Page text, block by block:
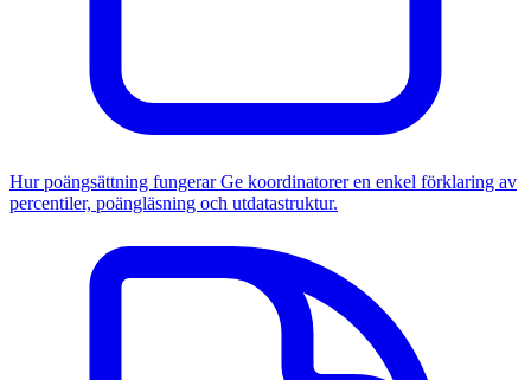
Hur poängsättning fungerarGe koordinatorer en enkel förklaring av
percentiler, poängläsning och utdatastruktur.